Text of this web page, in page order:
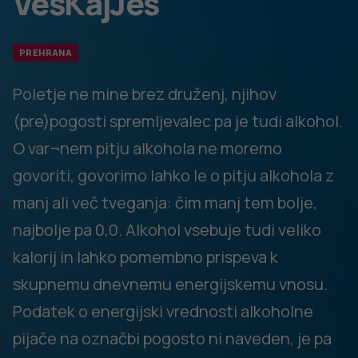
pijače = 1 rezini kruha
Z nadgradnjo mobilne aplikacije VešKajJeš boste od zdaj
tega podatka na večini embalaž te skupine izdelkov ne
boste našli. S skeniranjem črtne kode na alkoholni pijači
se vam bo v aplikaciji prikazal podatek o energijski
vrednosti alkoholne pijače na merico in na 100 ml. Poleg
tega boste lahko z drsnikom preverili, koliko energijske
vrednosti predstavlja določena količina alkoholne pijače.
Hitro in preprosto!
Kot poudarjajo na ZPS, alkoholne pijače niso
problematične le z vidika vsebnosti alkohola, ampak lahko
pomembno prispevajo k dnevnemu energijskemu vnosu
– s pitjem dobimo le kalorije, ne pa hranljivih snovi, ki bi jih